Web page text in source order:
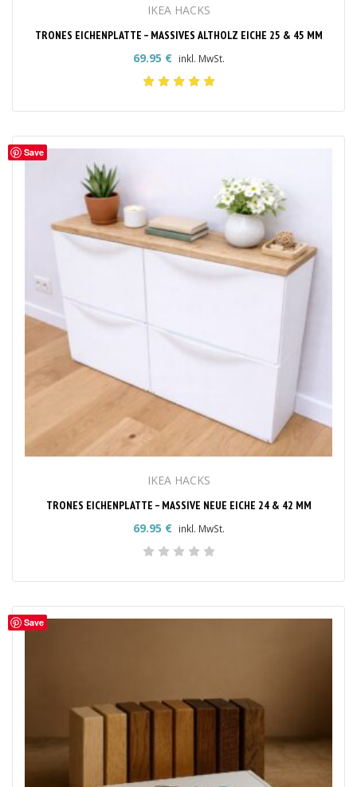
IKEA HACKS
TRONES EICHENPLATTE – MASSIVES ALTHOLZ EICHE 25 & 45 MM
69.95 € inkl. MwSt.
Save
IKEA HACKS
TRONES EICHENPLATTE – MASSIVE NEUE EICHE 24 & 42 MM
69.95 € inkl. MwSt.
Save